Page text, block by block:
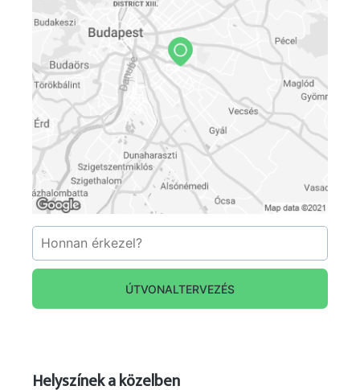
ÚTVONALTERVEZÉS
Helyszínek a közelben